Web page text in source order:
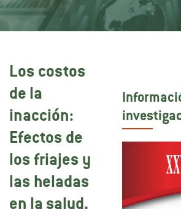
Los costos
de la
inacción:
Efectos de
los friajes y
las heladas
en la salud,